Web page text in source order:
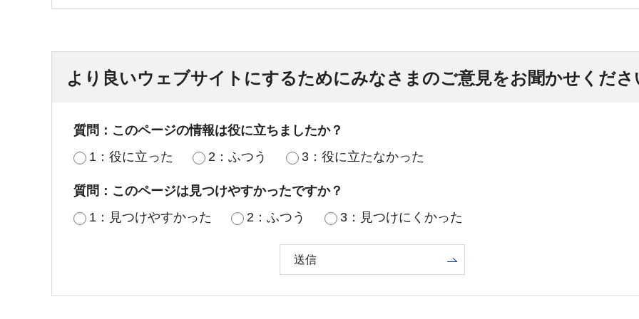
より良いウェブサイトにするためにみなさまのご意見をお聞かせくださ
質問：このページの情報は役に立ちましたか？
1：役に立った
2：ふつう 3：役に立たなかった
質問：このページは見つけやすかったですか？
1：見つけやすかった
2：ふつう 3：見つけにくかった